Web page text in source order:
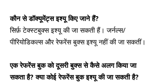
कौन से डॉक्यूमेंट्स इश्यू किए जाने हैं?
सिर्फ़ टेक्स्टबुक्स इश्यू की जा सकती हैं। जर्नल्स/
पीरियोडिकल्स और रेफरेंस बुक्स इश्यू नहीं की जा सकतीं।
एक रेफरेंस बुक को दूसरी बुक्स से कैसे अलग किया जा
सकता है? क्या कोई रेफरेंस बुक इश्यू की जा सकती है?